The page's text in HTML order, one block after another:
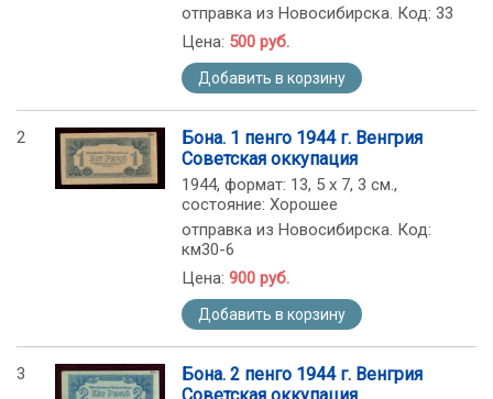
отправка из Новосибирска. Код: 33
Цена: 500 руб.
Добавить в корзину
2
Бона. 1 пенго 1944 г. Венгрия
Советская оккупация
1944, формат: 13, 5 х 7, 3 см.,
состояние: Хорошее
отправка из Новосибирска. Код:
км30-6
Цена: 900 руб.
Добавить в корзину
3
Бона. 2 пенго 1944 г. Венгрия